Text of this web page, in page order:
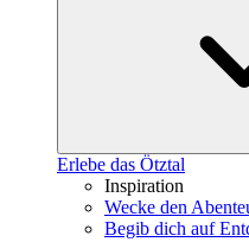
Erlebe das Ötztal
Inspiration
Wecke den
Begib dich auf